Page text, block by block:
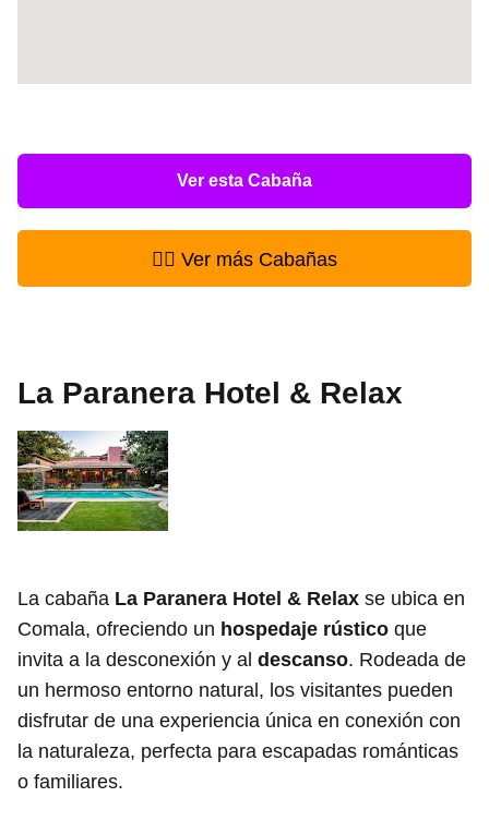
Ver esta Cabaña
👉🏻 Ver más Cabañas
La Paranera Hotel & Relax
La cabaña La Paranera Hotel & Relax se ubica en
Comala, ofreciendo un hospedaje rústico que
invita a la desconexión y al descanso. Rodeada de
un hermoso entorno natural, los visitantes pueden
disfrutar de una experiencia única en conexión con
la naturaleza, perfecta para escapadas románticas
o familiares.